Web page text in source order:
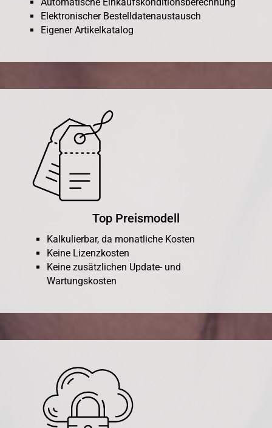
Elektronischer Bestelldatenaustausch
Eigener Artikelkatalog
Top Preismodell
Kalkulierbar, da monatliche Kosten
Keine Lizenzkosten
Keine zusätzlichen Update- und
Wartungskosten